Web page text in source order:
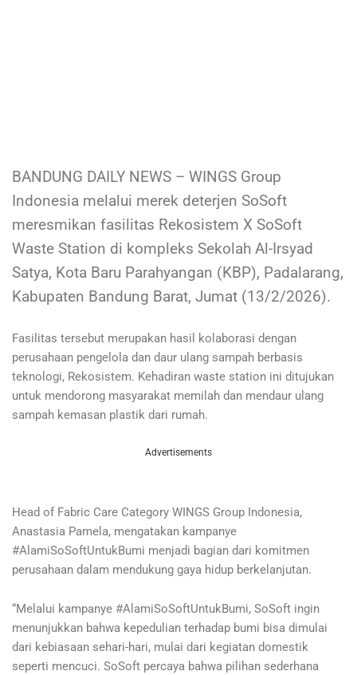
BANDUNG DAILY NEWS – WINGS Group
Indonesia melalui merek deterjen SoSoft
meresmikan fasilitas Rekosistem X SoSoft
Waste Station di kompleks Sekolah Al-Irsyad
Satya, Kota Baru Parahyangan (KBP), Padalarang,
Kabupaten Bandung Barat, Jumat (13/2/2026).
Fasilitas tersebut merupakan hasil kolaborasi dengan
perusahaan pengelola dan daur ulang sampah berbasis
teknologi, Rekosistem. Kehadiran waste station ini ditujukan
untuk mendorong masyarakat memilah dan mendaur ulang
sampah kemasan plastik dari rumah.
Advertisements
Head of Fabric Care Category WINGS Group Indonesia,
Anastasia Pamela, mengatakan kampanye
#AlamiSoSoftUntukBumi menjadi bagian dari komitmen
perusahaan dalam mendukung gaya hidup berkelanjutan.
“Melalui kampanye #AlamiSoSoftUntukBumi, SoSoft ingin
menunjukkan bahwa kepedulian terhadap bumi bisa dimulai
dari kebiasaan sehari-hari, mulai dari kegiatan domestik
seperti mencuci. SoSoft percaya bahwa pilihan sederhana